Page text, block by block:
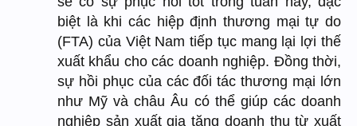
biệt là khi các hiệp định thương mại tự do
(FTA) của Việt Nam tiếp tục mang lại lợi thế
xuất khẩu cho các doanh nghiệp. Đồng thời,
sự hồi phục của các đối tác thương mại lớn
như Mỹ và châu Âu có thể giúp các doanh
nghiệp sản xuất gia tăng doanh thu từ xuất